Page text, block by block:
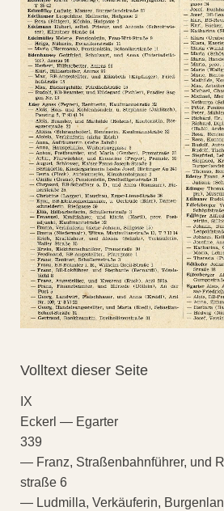
Volltext dieser Seite
IX
Eckerl — Egarter
339
— Franz, Straßenbahnführer, und
straße 6
— Ludmilla, Verkäuferin,